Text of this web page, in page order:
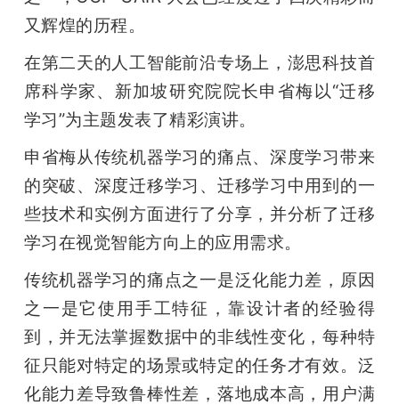
动
中
心
GAIR
专
题
爱
搞
又辉煌的历程。
在第二天的人工智能前沿专场上，澎思科技首
席科学家、新加坡研究院院长申省梅以“迁移
学习”为主题发表了精彩演讲。
申省梅从传统机器学习的痛点、深度学习带来
的突破、深度迁移学习、迁移学习中用到的一
些技术和实例方面进行了分享，并分析了迁移
学习在视觉智能方向上的应用需求。
传统机器学习的痛点之一是泛化能力差，原因
之一是它使用手工特征，靠设计者的经验得
到，并无法掌握数据中的非线性变化，每种特
征只能对特定的场景或特定的任务才有效。泛
化能力差导致鲁棒性差，落地成本高，用户满